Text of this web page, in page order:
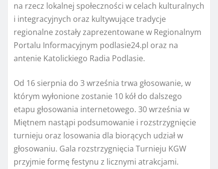
na rzecz lokalnej społeczności w celach kulturalnych
i integracyjnych oraz kultywujące tradycje
regionalne zostały zaprezentowane w Regionalnym
Portalu Informacyjnym podlasie24.pl oraz na
antenie Katolickiego Radia Podlasie.
Od 16 sierpnia do 3 września trwa głosowanie, w
którym wyłonione zostanie 10 kół do dalszego
etapu głosowania internetowego. 30 września w
Miętnem nastąpi podsumowanie i rozstrzygnięcie
turnieju oraz losowania dla biorących udział w
głosowaniu. Gala rozstrzygnięcia Turnieju KGW
przyjmie formę festynu z licznymi atrakcjami.